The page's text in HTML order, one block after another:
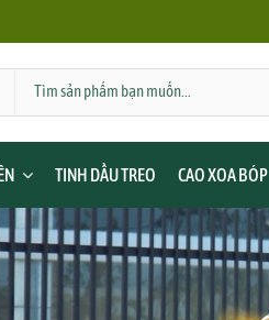
TINH DẦU TREO CAO XOA BÓP